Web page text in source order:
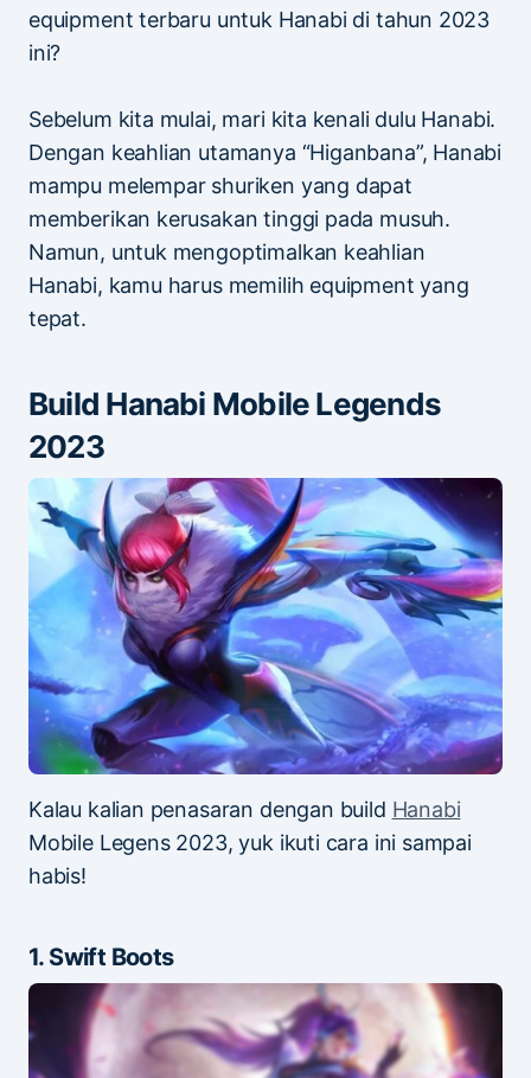
equipment terbaru untuk Hanabi di tahun 2023
ini?
Sebelum kita mulai, mari kita kenali dulu Hanabi.
Dengan keahlian utamanya “Higanbana”, Hanabi
mampu melempar shuriken yang dapat
memberikan kerusakan tinggi pada musuh.
Namun, untuk mengoptimalkan keahlian
Hanabi, kamu harus memilih equipment yang
tepat.
Build Hanabi Mobile Legends
2023
Kalau kalian penasaran dengan build Hanabi
Mobile Legens 2023, yuk ikuti cara ini sampai
habis!
1. Swift Boots